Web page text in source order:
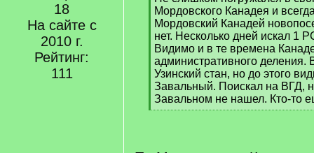
18
На сайте с
2010 г.
Рейтинг:
111
q
]
Мордовского Канадея и
Мордовский Канадей
нет. Несколько дней искал 1
Видимо и в те времена
административного деления.
Узинский стан, но до этого
Завальный. Поискал на ВГД,
Завальном не нашел. Кто-то
[